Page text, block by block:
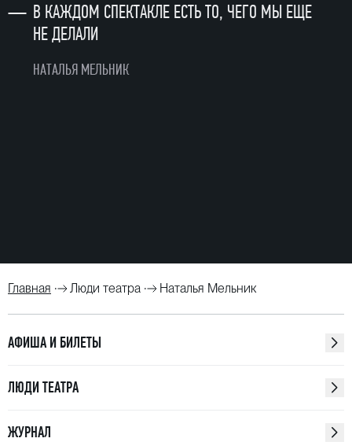
— В КАЖДОМ СПЕКТАКЛЕ ЕСТЬ ТО, ЧЕГО МЫ ЕЩЕ
НЕ ДЕЛАЛИ
НАТАЛЬЯ МЕЛЬНИК
Главная Люди театра Наталья Мельник
АФИША И БИЛЕТЫ
ЛЮДИ ТЕАТРА
ЖУРНАЛ